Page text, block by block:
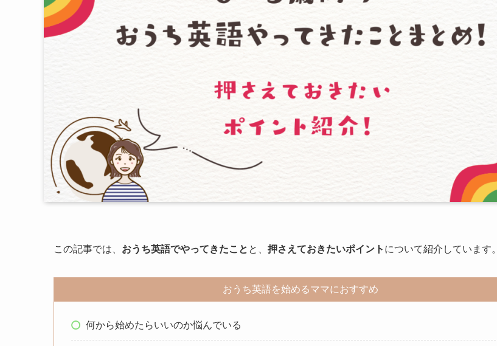
この記事では、 おうち英語でやってきたこと と、 押さえておきたいポイント について紹介しています。
おうち英語を始めるママにおすすめ
何から始めたらいいのか悩んでいる